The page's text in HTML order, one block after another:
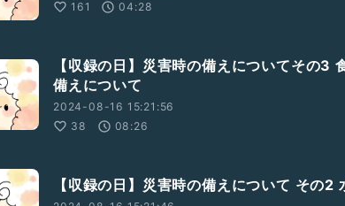
161
04:28
【収録の日】災害時の備えについてその3
備えについて
2024-08-16 15:21:56
38
08:26
【収録の日】災害時の備えについて その2